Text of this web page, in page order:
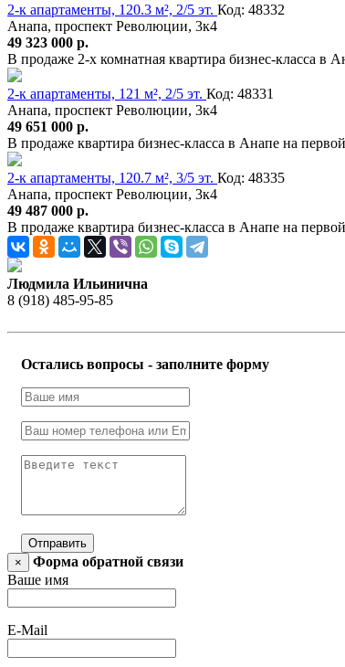
2-к апартаменты, 120.3 м², 2/5 эт. Код: 48332
Анапа, проспект Революции, 3к4
49 323 000 р.
В продаже 2-х комнатная квартира бизнес-класса
2-к апартаменты, 121 м², 2/5 эт. Код: 48331
Анапа, проспект Революции, 3к4
49 651 000 р.
В продаже квартира бизнес-класса в Анапе на
2-к апартаменты, 120.7 м², 3/5 эт. Код: 48335
Анапа, проспект Революции, 3к4
49 487 000 р.
В продаже квартира бизнес-класса в Анапе на
Людмила Ильинична
8 (918) 485-95-85
Остались вопросы - заполните форму
Отправить
×
Форма обратной связи
Ваше имя
E-Mail